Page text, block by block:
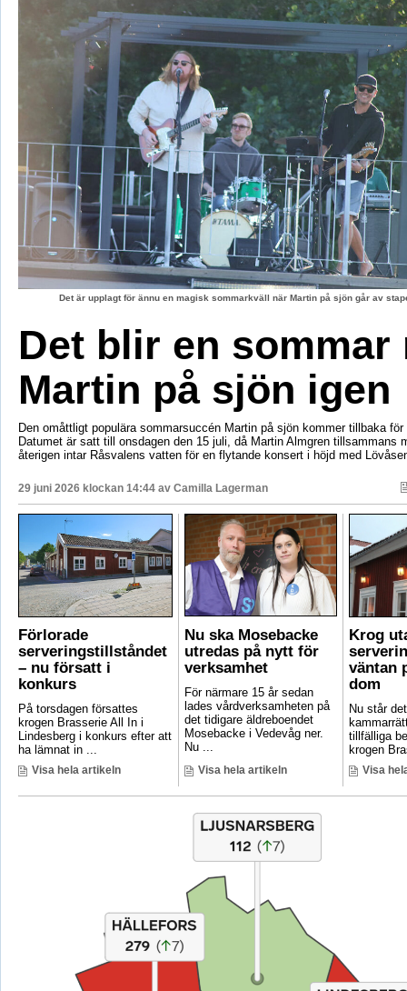
Det är upplagt för ännu en magisk sommarkväll när Martin på sjön går av
Det blir en sommar
Martin på sjön igen
Den omåttligt populära sommarsuccén Martin på sjön kommer tillbaka
Datumet är satt till onsdagen den 15 juli, då Martin Almgren tillsammans
återigen intar Råsvalens vatten för en flytande konsert i höjd med
29 juni 2026 klockan 14:44 av Camilla Lagerman
Förlorade
serveringstillståndet
– nu försatt i
konkurs
På torsdagen försattes
krogen Brasserie All In i
Lindesberg i konkurs efter att
ha lämnat in ...
Visa hela artikeln
Nu ska Mosebacke
utredas på nytt för
verksamhet
För närmare 15 år sedan
lades vårdverksamheten på
det tidigare äldreboendet
Mosebacke i Vedevåg ner.
Nu ...
Visa hela artikeln
Krog
väntan
dom
Nu står
tillfälliga
krogen
Visa